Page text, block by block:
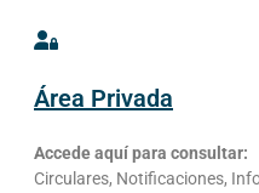
Área Privada
Accede aquí para consultar:
Circulares, Notificaciones,